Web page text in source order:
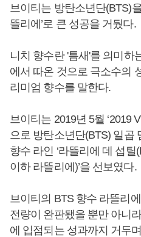
브이티는 방탄소년단(BTS)
뜰리에’로 큰 성공을 거뒀다.
니치 향수란 '틈새'를 의미하
에서 따온 것으로 극소수의
리미엄 향수를 말한다.
브이티는 2019년 5월 ‘2019
으로 방탄소년단(BTS) 일곱
향수 라인 ‘라뜰리에 데 섭틸
이하 라뜰리에)’을 선보였다.
브이티의 BTS 향수 라뜰리
전량이 완판됐을 뿐만 아니
에 입점되는 성과까지 거두